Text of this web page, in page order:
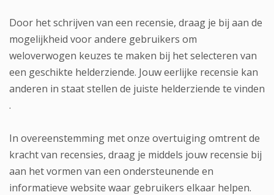
Door het schrijven van een recensie, draag je bij aan de
mogelijkheid voor andere gebruikers om
weloverwogen keuzes te maken bij het selecteren van
een geschikte helderziende. Jouw eerlijke recensie kan
anderen in staat stellen de juiste helderziende te vinden
.
In overeenstemming met onze overtuiging omtrent de
kracht van recensies, draag je middels jouw recensie bij
aan het vormen van een ondersteunende en
informatieve website waar gebruikers elkaar helpen.